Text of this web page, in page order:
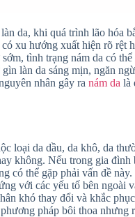
da, khi quá trình lão hóa
xu hướng xuất hiện rõ rệt
tình trạng nám da có thể
làn da sáng mịn, ngăn
nhân gây ra nám da là
loại da dầu, da khô, da
không. Nếu trong gia đình
có thể gặp phải vấn đề này.
với các yếu tố bên ngoài
khó thay đổi và khắc
pháp bôi thoa nhưng